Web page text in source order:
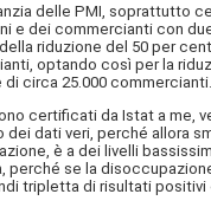
delle PMI, soprattutto
e dei commercianti con
riduzione del 50 per
optando così per la
di circa 25.000
certificati da Istat a
dati veri, perché allora
è a dei livelli
perché se la
tripletta di risultati